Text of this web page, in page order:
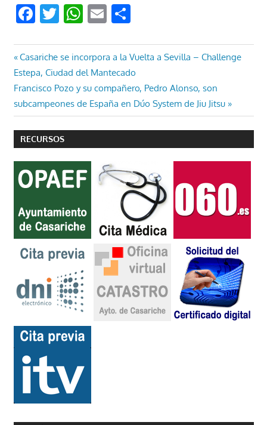
Facebook
Twitter
WhatsApp
EmailCompartir
Navegación
de
entradas
Entrada
anterior:
Casariche se incorpora a la Vuelta a Sevilla – Challenge
Estepa, Ciudad del Mantecado
Entrada
siguiente:
Francisco Pozo y su compañero, Pedro Alonso, son
subcampeones de España en Dúo System de Jiu Jitsu
RECURSOS